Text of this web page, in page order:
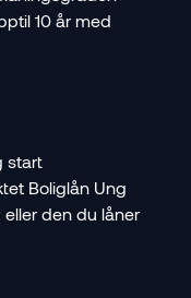
10 år med
start
Boliglån Ung
den du låner